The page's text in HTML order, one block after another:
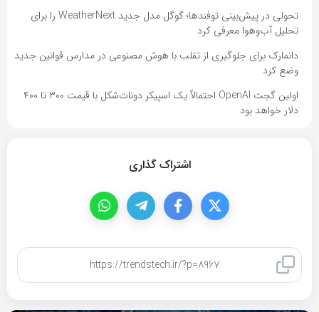
تحولی در پیش‌بینی توفندها؛ گوگل مدل جدید WeatherNext را برای
تحلیل آب‌وهوا معرفی کرد
دانمارک برای جلوگیری از تقلب با هوش مصنوعی در مدارس قوانین جدید
وضع کرد
اولین گجت OpenAI احتمالاً یک اسپیکر دونات‌شکل با قیمت ۳۰۰ تا ۴۰۰
دلار خواهد بود
اشتراک گذاری